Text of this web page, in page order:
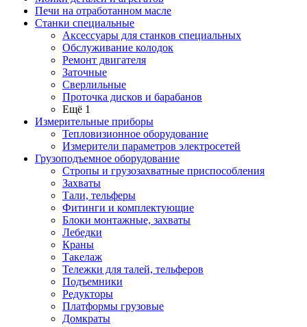
Печи на отработанном масле
Станки специальные
Аксессуары для станков специальных
Обслуживание колодок
Ремонт двигателя
Заточные
Сверлильные
Проточка дисков и барабанов
Ещё 1
Измерительные приборы
Тепловизионное оборудование
Измерители параметров электросетей
Грузоподъемное оборудование
Стропы и грузозахватные приспособления
Захваты
Тали, тельферы
Фитинги и комплектующие
Блоки монтажные, захваты
Лебедки
Краны
Такелаж
Тележки для талей, тельферов
Подъемники
Редукторы
Платформы грузовые
Домкраты